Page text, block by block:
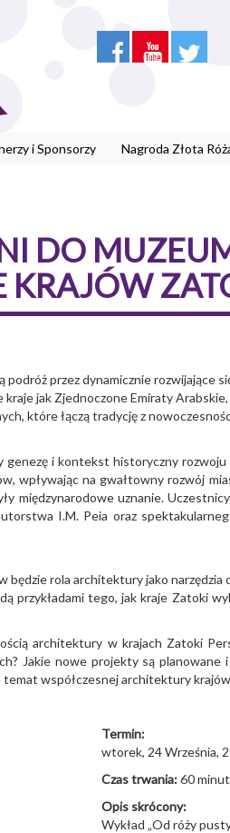
i Sponsorzy Nagroda Złota
DO
KRAJÓW
podróż przez dynamicznie
jak Zjednoczone Emiraty
które łączą tradycję z
genezę i kontekst historyczny
wpływając na gwałtowny rozwój
międzynarodowe uznanie.
I.M. Peia oraz
będzie rola architektury jako
przykładami tego, jak kraje Zatoki
architektury w krajach Zatoki
Jakie nowe projekty są
współczesnej architektury
Termin:
wtorek, 24 Września,
Czas trwania:60 minut
Opis skrócony:
Wykład „Od róży